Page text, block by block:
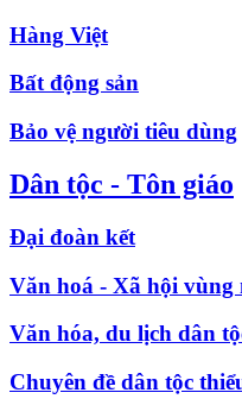
Hàng Việt
Bất động sản
Bảo vệ người tiêu dùng
Dân tộc - Tôn giáo
Đại đoàn kết
Văn hoá - Xã hội vùng
Văn hóa, du lịch dân
Chuyên đề dân tộc